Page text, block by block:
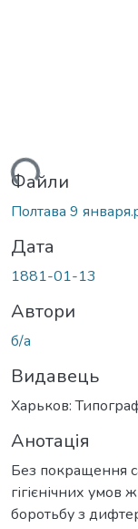
Файли
Полтава 9
Дата
1881-01-13
Автори
б/а
Видавець
Харьков:
Анотація
Без покращення
гігієнічних умов
боротьбу з